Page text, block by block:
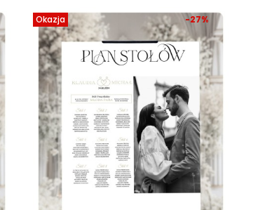
Okazja -27%